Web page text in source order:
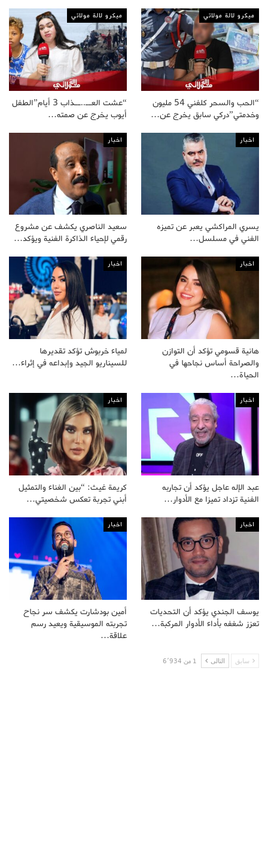
ميكرو لالة مولاتي
“الحب والسحر كلفني 54 مليون
وخدمتي”دركي سابق يخرج عن…
ميكرو لالة مولاتي
“عشت العــ..ــذاب 3 أيام”الطفل
أيوب يخرج عن صمته…
اخبار
يسري المراكشي يعبر عن تميزه
الفني في مسلسل…
اخبار
سعيد الناصري يكشف عن مشروع
رقمي لإحياء الذاكرة الفنية ويؤكد…
اخبار
هانية قسومي تؤكد أن التوازن
والصراحة أساس نجاحها في
الحياة…
اخبار
لمياء خربوش تؤكد تقديرها
للسيناريو الجيد وإبداعه في إثراء…
اخبار
عبد الإله عاجل يؤكد أن تجاربه
الفنية تزداد تميزا مع الأدوار…
اخبار
كريمة غيث: “بين الغناء والتمثيل
أبني تجربة تعكس شخصيتي…
اخبار
يوسف الجندي يؤكد أن التحديات
تعزز شغفه بأداء الأدوار المركبة…
اخبار
أمين بودشارت يكشف سر نجاح
تجربته الموسيقية ويعيد رسم
علاقة…
سابق التالى 1 من 6٬934